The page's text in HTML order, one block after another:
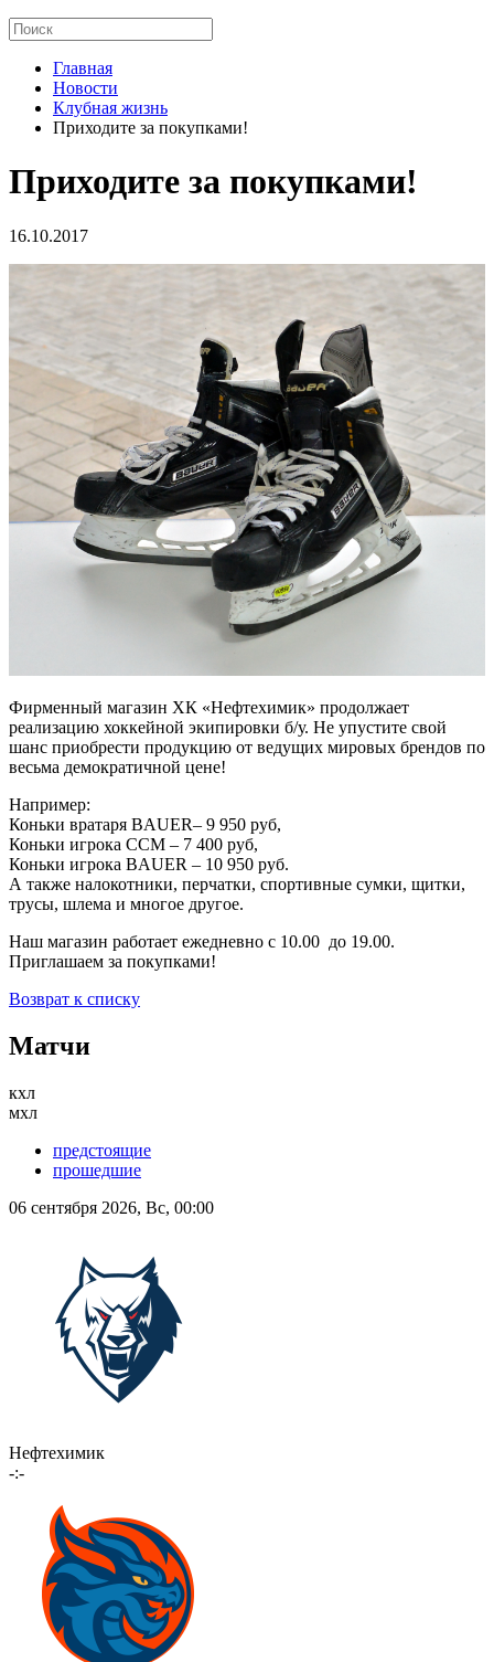
Главная
Новости
Клубная жизнь
Приходите за покупками!
Приходите за покупками!
16.10.2017
Фирменный магазин ХК «Нефтехимик» продолжает
реализацию хоккейной экипировки б/у. Не упустите свой
шанс приобрести продукцию от ведущих мировых брендов по
весьма демократичной цене!
Например:
Коньки вратаря BAUER– 9 950 руб,
Коньки игрока ССМ – 7 400 руб,
Коньки игрока BAUER – 10 950 руб.
А также налокотники, перчатки, спортивные сумки, щитки,
трусы, шлема и многое другое.
Наш магазин работает ежедневно с 10.00 до 19.00.
Приглашаем за покупками!
Возврат к списку
Матчи
кхл
мхл
предстоящие
прошедшие
06 сентября 2026, Вс, 00:00
Нефтехимик
-:-